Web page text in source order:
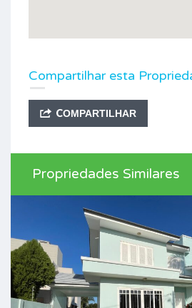
Compartilhar esta
COMPARTILHAR
Propriedades Similares